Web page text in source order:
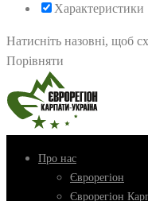
Характеристики
Натисніть назовні, щоб
Порівняти
Про нас
Єврорегіон
Єврорегіон